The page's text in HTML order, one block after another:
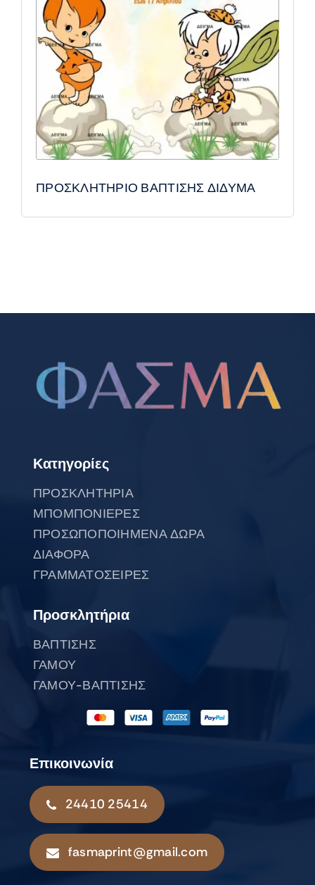
ΠΡΟΣΚΛΗΤΗΡΙΟ ΒΑΠΤΙΣΗΣ ΔΙΔΥΜΑ
Κατηγορίες
ΠΡΟΣΚΛΗΤΗΡΙΑ
ΜΠΟΜΠΟΝΙΕΡΕΣ
ΠΡΟΣΩΠΟΠΟΙΗΜΕΝΑ ΔΩΡΑ
ΔΙΑΦΟΡΑ
ΓΡΑΜΜΑΤΟΣΕΙΡΕΣ
Προσκλητήρια
ΒΑΠΤΙΣΗΣ
ΓΑΜΟΥ
ΓΑΜΟΥ-ΒΑΠΤΙΣΗΣ
Επικοινωνία
24410 25414
fasmaprint@gmail.com